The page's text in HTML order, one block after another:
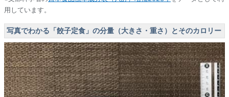
用しています。
写真でわかる「餃子定食」の分量（大きさ・重さ）とそのカロリー